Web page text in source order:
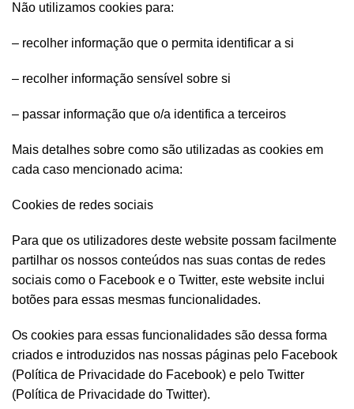
Não utilizamos cookies para:
– recolher informação que o permita identificar a si
– recolher informação sensível sobre si
– passar informação que o/a identifica a terceiros
Mais detalhes sobre como são utilizadas as cookies em
cada caso mencionado acima:
Cookies de redes sociais
Para que os utilizadores deste website possam facilmente
partilhar os nossos conteúdos nas suas contas de redes
sociais como o Facebook e o Twitter, este website inclui
botões para essas mesmas funcionalidades.
Os cookies para essas funcionalidades são dessa forma
criados e introduzidos nas nossas páginas pelo Facebook
(Política de Privacidade do Facebook) e pelo Twitter
(Política de Privacidade do Twitter).